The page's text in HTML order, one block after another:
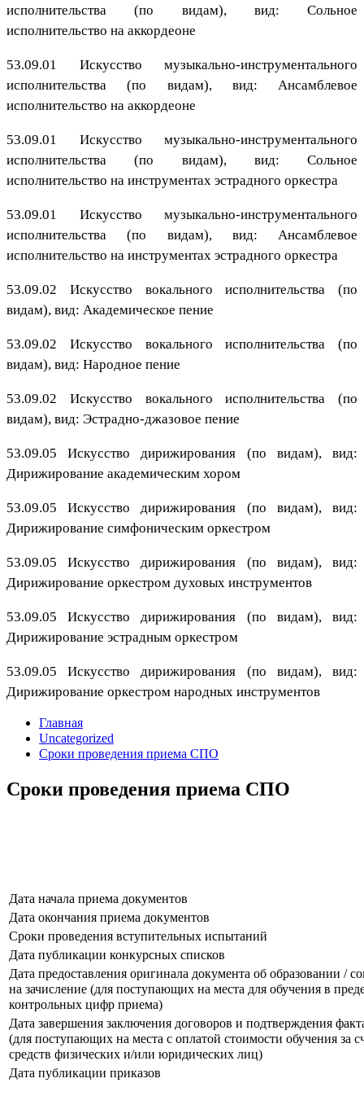
исполнительства (по видам), вид: Сольное
исполнительство на аккордеоне
53.09.01 Искусство музыкально-инструментального
исполнительства (по видам), вид: Ансамблевое
исполнительство на аккордеоне
53.09.01 Искусство музыкально-инструментального
исполнительства (по видам), вид: Сольное
исполнительство на инструментах эстрадного оркестра
53.09.01 Искусство музыкально-инструментального
исполнительства (по видам), вид: Ансамблевое
исполнительство на инструментах эстрадного оркестра
53.09.02 Искусство вокального исполнительства (по
видам), вид: Академическое пение
53.09.02 Искусство вокального исполнительства (по
видам), вид: Народное пение
53.09.02 Искусство вокального исполнительства (по
видам), вид: Эстрадно-джазовое пение
53.09.05 Искусство дирижирования (по видам), вид:
Дирижирование академическим хором
53.09.05 Искусство дирижирования (по видам), вид:
Дирижирование симфоническим оркестром
53.09.05 Искусство дирижирования (по видам), вид:
Дирижирование оркестром духовых инструментов
53.09.05 Искусство дирижирования (по видам), вид:
Дирижирование эстрадным оркестром
53.09.05 Искусство дирижирования (по видам), вид:
Дирижирование оркестром народных инструментов
Главная
Uncategorized
Сроки проведения приема СПО
Сроки проведения приема СПО
Дата начала приема документов
Дата окончания приема документов
Сроки проведения вступительных испытаний
Дата публикации конкурсных списков
Дата предоставления оригинала документа об образовании /
на зачисление (для поступающих на места для обучения в
контрольных цифр приема)
Дата завершения заключения договоров и подтверждения
(для поступающих на места с оплатой стоимости обучения за
средств физических и/или юридических лиц)
Дата публикации приказов